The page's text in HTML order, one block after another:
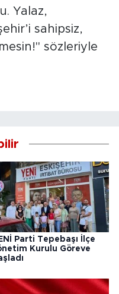
Yalaz,
sahipsiz,
sözleriyle
Parti Tepebaşı İlçe
Kurulu Göreve